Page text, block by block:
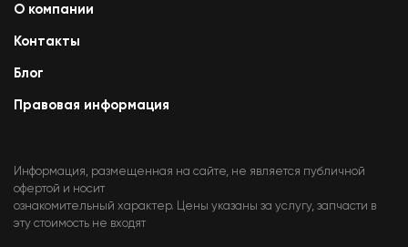
О компании
Контакты
Блог
Правовая информация
Информация, размещенная на сайте, не является публичной
офертой и носит
ознакомительный характер. Цены указаны за услугу, запчасти в
эту стоимость не входят